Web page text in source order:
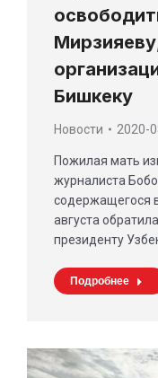
Бишкеку
Новости 2020-
Пожилая мать
журналиста
содержащегося
августа
президенту
Подробнее